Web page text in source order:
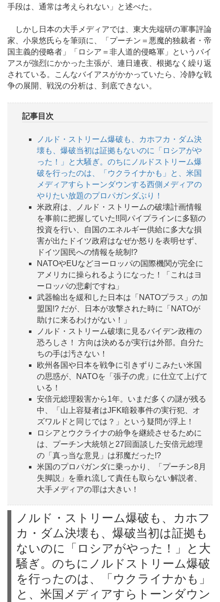
手段は、通常は考えられない」と述べた。
しかし日本の大手メディアでは、東大先端研の軍事評論
家、小泉悠氏らを筆頭に、「プーチン＝悪魔的独裁者・帝
国主義的侵略者」「ロシア＝非人道的侵略軍」というバイ
アスが強烈にかかった主張が、連日連夜、根拠なく繰り返
されている。こんなバイアスがかかっていたら、冷静な戦
争の展開、戦況の分析は、到底できない。
記事目次
ノルド・ストリーム爆破も、カホフカ・ダム決
壊も、爆破当初は証拠もないのに「ロシアがや
った！」と大騒ぎ。のちにノルドストリーム爆
破を行ったのは、「ウクライナかも」と、米国
メディアすらトーンダウンする西側メディアの
やりたい放題のプロパガンダぶり！
米政府は、ノルド・ストリームの破壊計画情報
を事前に把握していた!!同パイプラインに多額の
投資を行い、自国のエネルギー供給に多大な損
害が出たドイツ政府はなぜか怒りを表明せず、
ドイツ国民への情報を統制!?
NATOやEUなどヨーロッパの国際機関が完全に
アメリカに操られるようになった！「これはヨ
ーロッパの悲劇ですね」
武器輸出を緩和した日本は「NATOプラス」の加
盟国!? だが、日本が攻撃された時に「NATOが
助けに来るわけがない！」
ノルド・ストリーム破壊に見るバイデン政権の
恐ろしさ！ 方向は決めるが実行は外部。自分た
ちの手は汚さない！
欧州各国や日本を戦争に引きずりこみたい米国
の思惑が、NATOを「張子の虎」に仕立て上げて
いる！
安倍元総理殺害から1年。いまだ多くの謎が残る
中、「山上容疑者はJFK暗殺事件の実行犯、オ
ズワルドと同じでは？」という疑問が浮上！
ロシアとウクライナの紛争を継続させるために
は、プーチン大統領と27回面談した安倍元総理
の「真っ当な意見」は邪魔だった!?
米国のプロパガンダに乗っかり、「プーチン8月
失脚説」を垂れ流して責任も取らない解説者、
大手メディアの罪は大きい！
ノルド・ストリーム爆破も、カホフ
カ・ダム決壊も、爆破当初は証拠も
ないのに「ロシアがやった！」と大
騒ぎ。のちにノルドストリーム爆破
を行ったのは、「ウクライナかも」
と、米国メディアすらトーンダウン